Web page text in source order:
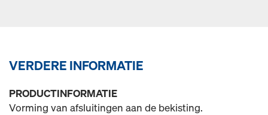
VERDERE INFORMATIE
PRODUCTINFORMATIE
Vorming van afsluitingen aan de bekisting.